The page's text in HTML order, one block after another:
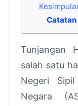
Tunjangan
salah satu
Negeri
Negara